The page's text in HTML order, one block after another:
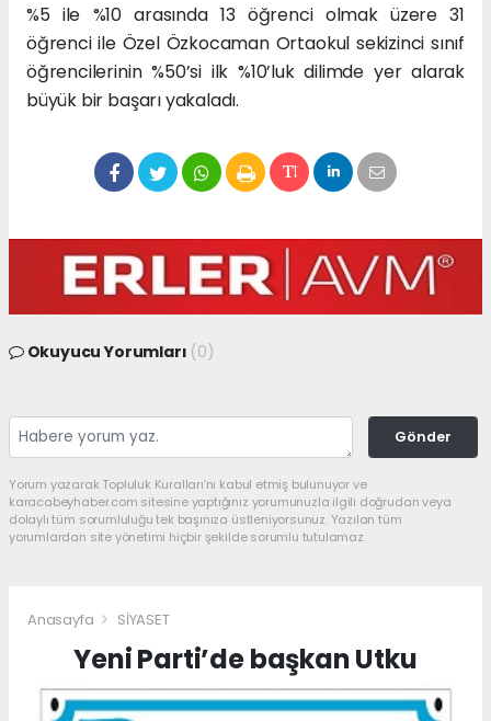
%5 ile %10 arasında 13 öğrenci olmak üzere 31
öğrenci ile Özel Özkocaman Ortaokul sekizinci sınıf
öğrencilerinin %50’si ilk %10’luk dilimde yer alarak
büyük bir başarı yakaladı.
Okuyucu Yorumları (0)
Gönder
Yorum yazarak Topluluk Kuralları’nı kabul etmiş bulunuyor ve
karacabeyhaber.com sitesine yaptığınız yorumunuzla ilgili doğrudan veya
dolaylı tüm sorumluluğu tek başınıza üstleniyorsunuz. Yazılan tüm
yorumlardan site yönetimi hiçbir şekilde sorumlu tutulamaz.
Anasayfa SİYASET
Yeni Parti’de başkan Utku